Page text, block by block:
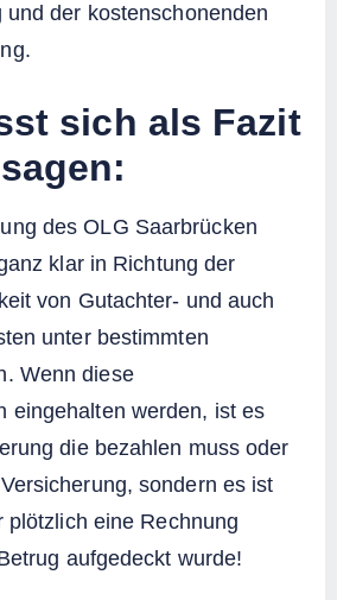
und der kostenschonenden
sich als Fazit
des OLG Saarbrücken
klar in Richtung der
von Gutachter- und auch
unter bestimmten
Wenn diese
eingehalten werden, ist es
die bezahlen muss oder
sondern es ist
plötzlich eine Rechnung
aufgedeckt wurde!